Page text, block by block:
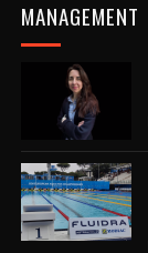
MANAGEMENT